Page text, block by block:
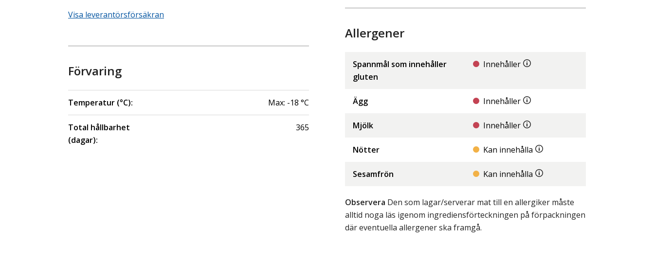
Visa leverantörsförsäkran
Förvaring
Temperatur (°C): Max: -18 °C
Total hållbarhet
(dagar):
365
Allergener
Spannmål som innehåller
gluten
Innehåller
Ägg Innehåller
Mjölk Innehåller
Nötter Kan innehålla
Sesamfrön Kan innehålla
Observera Den som lagar/serverar mat till en allergiker måste
alltid noga läs igenom ingrediensförteckningen på förpackningen
där eventuella allergener ska framgå.